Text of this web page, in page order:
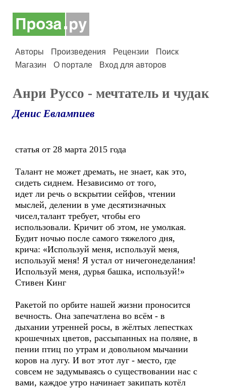
Авторы Произведения Рецензии
Поиск
Магазин
О портале Вход для авторов
Анри Руссо - мечтатель и чудак
Денис Евлампиев
статья от 28 марта 2015 года
Талант не может дремать, не знает, как это,
сидеть сиднем. Независимо от того,
идет ли речь о вскрытии сейфов, чтении
мыслей, делении в уме десятизначных
чисел,талант требует, чтобы его
использовали. Кричит об этом, не умолкая.
Будит ночью после самого тяжелого дня,
крича: «Используй меня, используй меня,
используй меня! Я устал от ничегонеделания!
Используй меня, дурья башка, используй!»
Стивен Кинг
Ракетой по орбите нашей жизни проносится
вечность. Она запечатлена во всём - в
дыхании утренней росы, в жёлтых лепестках
крошечных цветов, рассыпанных на поляне, в
пении птиц по утрам и довольном мычании
коров на лугу. И вот этот луг - место, где
совсем не задумываясь о существовании нас с
вами, каждое утро начинает закипать котёл